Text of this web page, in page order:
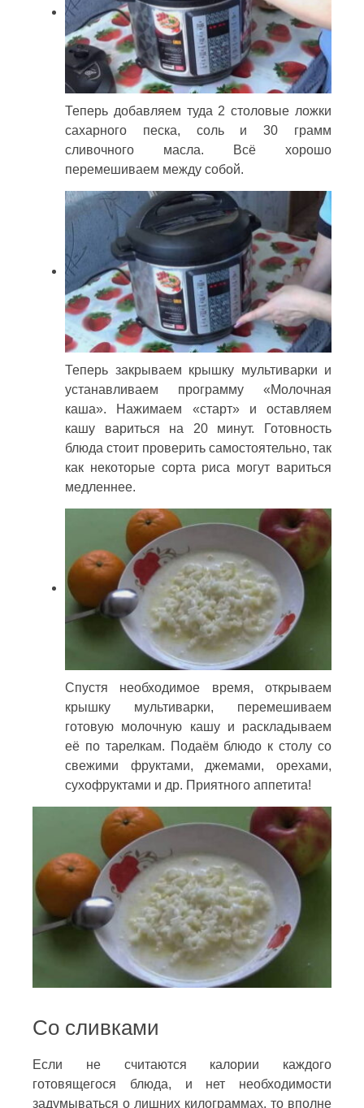
Теперь добавляем туда 2 столовые ложки
сахарного песка, соль и 30 грамм
сливочного масла. Всё хорошо
перемешиваем между собой.
Теперь закрываем крышку мультиварки и
устанавливаем программу «Молочная
каша». Нажимаем «старт» и оставляем
кашу вариться на 20 минут. Готовность
блюда стоит проверить самостоятельно, так
как некоторые сорта риса могут вариться
медленнее.
Спустя необходимое время, открываем
крышку мультиварки, перемешиваем
готовую молочную кашу и раскладываем
её по тарелкам. Подаём блюдо к столу со
свежими фруктами, джемами, орехами,
сухофруктами и др. Приятного аппетита!
Со сливками
Если не считаются калории каждого
готовящегося блюда, и нет необходимости
задумываться о лишних килограммах, то вполне